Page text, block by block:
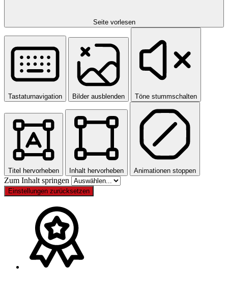
Seite vorlesen
Tastaturnavigation Bilder ausblenden Töne stummschalten
Titel hervorheben Inhalt hervorheben Animationen stoppen
Zum Inhalt springen
Einstellungen zurücksetzen